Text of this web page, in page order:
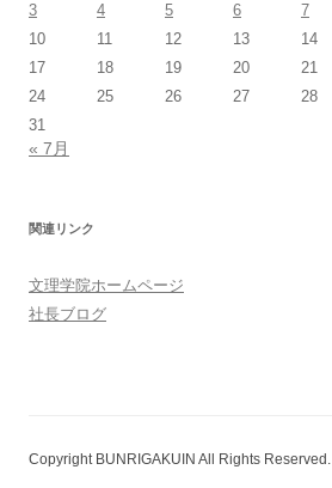
3
4 5 6 7
10
11 12 13 14
17
18 19 20 21
24
25 26 27 28
31
« 7月
関連リンク
文理学院ホームページ
社長ブログ
Copyright BUNRIGAKUIN All Rights Reserved.